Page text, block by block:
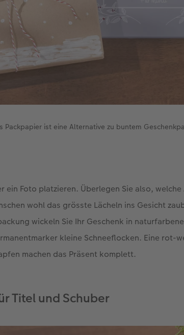
Packpapier ist eine Alternative zu buntem
ein Foto platzieren. Überlegen Sie also, welche
wohl das grösste Lächeln ins Gesicht
wickeln Sie Ihr Geschenk in
kleine Schneeflocken. Eine rot-
machen das Präsent komplett.
Titel und Schuber